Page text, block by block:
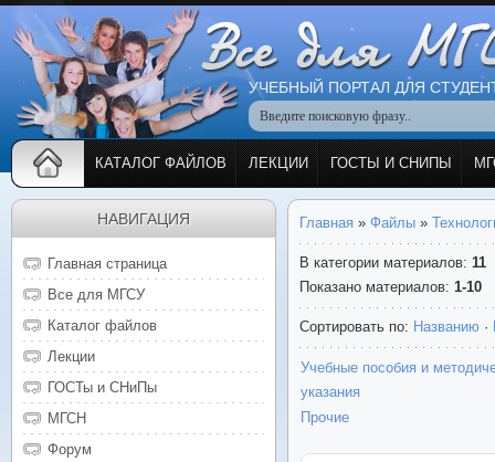
УЧЕБНЫЙ ПОРТАЛ ДЛЯ
КАТАЛОГ ФАЙЛОВ ЛЕКЦИИ ГОСТЫ И СНИПЫ
Главная » Файлы »
В категории материалов: 11
Показано материалов: 1-10
Сортировать по: Названию ·
Учебные пособия и
указания
Прочие
НАВИГАЦИЯ
Главная страница
Все для МГСУ
Каталог файлов
Лекции
ГОСТы и СНиПы
МГСН
Форум